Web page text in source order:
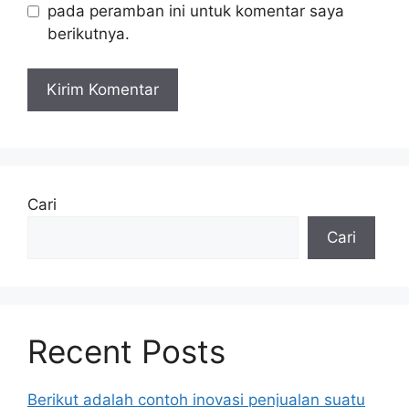
pada peramban ini untuk komentar saya
berikutnya.
Cari
Cari
Recent Posts
Berikut adalah contoh inovasi penjualan suatu